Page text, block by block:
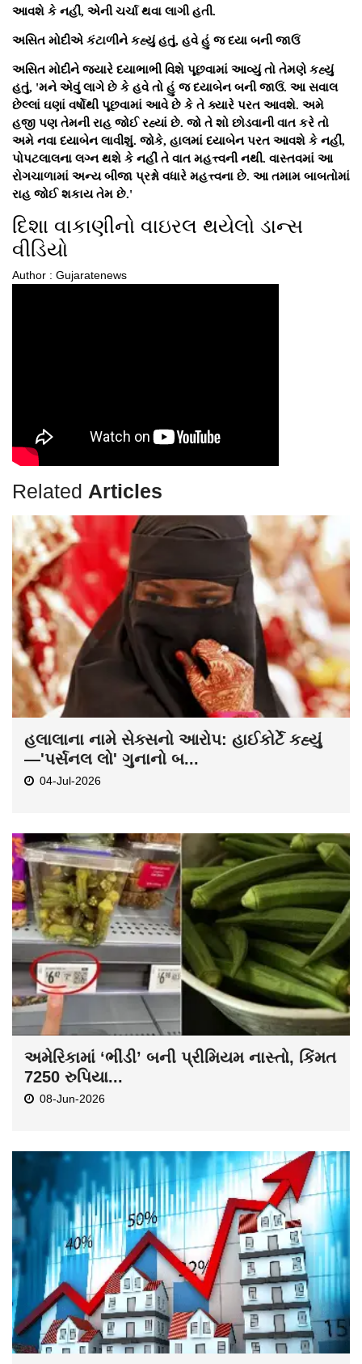
આવશે કે નહીં, એની ચર્ચા થવા લાગી હતી.
અસિત મોદીએ કંટાળીને કહ્યું હતું, હવે હું જ દયા બની જાઉં
અસિત મોદીને જ્યારે દયાભાભી વિશે પૂછવામાં આવ્યું તો તેમણે કહ્યું
હતું, 'મને એવું લાગે છે કે હવે તો હું જ દયાબેન બની જાઉં. આ સવાલ
છેલ્લાં ઘણાં વર્ષોથી પૂછવામાં આવે છે કે તે ક્યારે પરત આવશે. અમે
હજી પણ તેમની રાહ જોઈ રહ્યાં છે. જો તે શો છોડવાની વાત કરે તો
અમે નવા દયાબેન લાવીશું. જોકે, હાલમાં દયાબેન પરત આવશે કે નહીં,
પોપટલાલના લગ્ન થશે કે નહીં તે વાત મહત્ત્વની નથી. વાસ્તવમાં આ
રોગચાળામાં અન્ય બીજા પ્રશ્નો વધારે મહત્ત્વના છે. આ તમામ બાબતોમાં
રાહ જોઈ શકાય તેમ છે.'
દિશા વાકાણીનો વાઇરલ થયેલો ડાન્સ
વીડિયો
Author : Gujaratenews
Related Articles
હલાલાના નામે સેક્સનો આરોપ: હાઈકોર્ટે કહ્યું
—'પર્સનલ લો' ગુનાનો બ...
04-Jul-2026
અમેરિકામાં ‘ભીંડી’ બની પ્રીમિયમ નાસ્તો, કિંમત
7250 રુપિયા...
08-Jun-2026